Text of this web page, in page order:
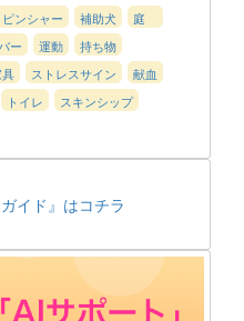
ンシャー 補助犬
庭
ー 運動
持ち物
ストレスサイン
献血
トイレ スキンシップ
イド』はコチラ